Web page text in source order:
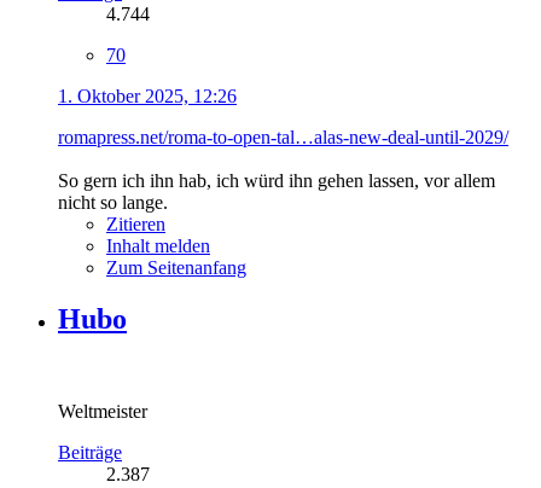
4.744
70
1. Oktober 2025, 12:26
romapress.net/roma-to-open-tal…alas-new-deal-until-2029/
So gern ich ihn hab, ich würd ihn gehen lassen, vor allem
nicht so lange.
Zitieren
Inhalt melden
Zum Seitenanfang
Hubo
Weltmeister
Beiträge
2.387